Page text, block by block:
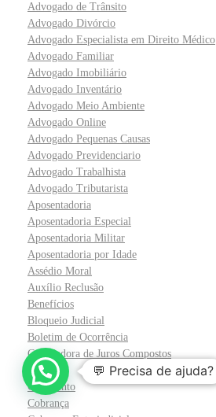
Advogado de Trânsito
Advogado Divórcio
Advogado Especialista em Direito Médico
Advogado Familiar
Advogado Imobiliário
Advogado Inventário
Advogado Meio Ambiente
Advogado Online
Advogado Pequenas Causas
Advogado Previdenciario
Advogado Trabalhista
Advogado Tributarista
Aposentadoria
Aposentadoria Especial
Aposentadoria Militar
Aposentadoria por Idade
Assédio Moral
Auxílio Reclusão
Benefícios
Bloqueio Judicial
Boletim de Ocorrência
Calculadora de Juros Compostos
Cartório
Casamento
Cobrança
💬 Precisa de ajuda?